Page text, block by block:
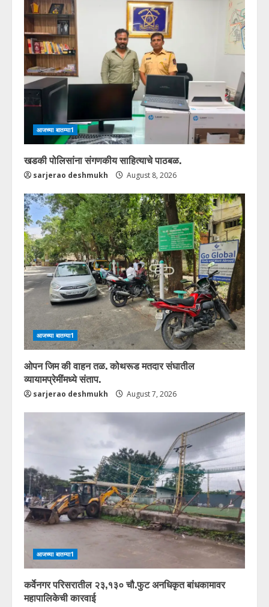
आजच्या बातम्या1
खडकी पोलिसांना संगणकीय साहित्याचे पाठबळ.
sarjerao deshmukh August 8, 2026
आजच्या बातम्या1
ओपन जिम की वाहन तळ. कोथरूड मतदार संघातील
व्यायामप्रेमींमध्ये संताप.
sarjerao deshmukh August 7, 2026
आजच्या बातम्या1
कर्वेनगर परिसरातील २३,१३० चौ.फुट अनधिकृत बांधकामावर
महापालिकेची कारवाई